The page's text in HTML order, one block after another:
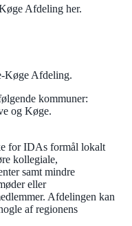
Afdeling her.
Køge Afdeling.
kommuner:
og Køge.
for IDAs formål lokalt
kollegiale,
samt mindre
eller
Afdelingen kan
af regionens